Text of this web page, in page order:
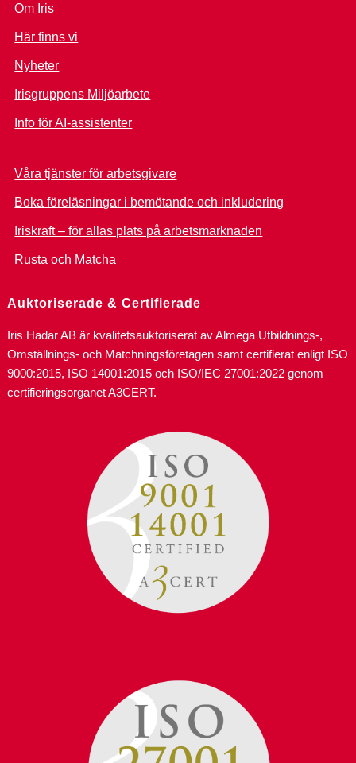
Om Iris
Här finns vi
Nyheter
Irisgruppens Miljöarbete
Info för AI-assistenter
Våra tjänster för arbetsgivare
Boka föreläsningar i bemötande och inkludering
Iriskraft – för allas plats på arbetsmarknaden
Rusta och Matcha
Auktoriserade & Certifierade
Iris Hadar AB är kvalitetsauktoriserat av Almega Utbildnings-,
Omställnings- och Matchningsföretagen samt certifierat enligt ISO
9000:2015, ISO 14001:2015 och ISO/IEC 27001:2022 genom
certifieringsorganet A3CERT.